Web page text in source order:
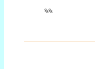
%%